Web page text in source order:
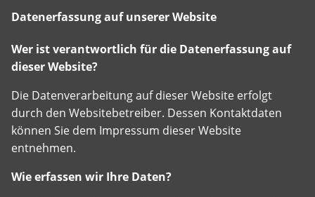
zu
oder
selbst
vorgeschlagene
Wirklichkeit
werden
zu
lassen.
Datenerfassung auf unserer Website
Wer ist verantwortlich für die Datenerfassung auf
dieser Website?
Die Datenverarbeitung auf dieser Website erfolgt
durch den Websitebetreiber. Dessen Kontaktdaten
können Sie dem Impressum dieser Website
entnehmen.
Wie erfassen wir Ihre Daten?